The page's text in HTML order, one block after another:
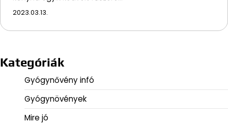
2023.03.13.
Kategóriák
Gyógynővény infó
Gyógynövények
Mire jó